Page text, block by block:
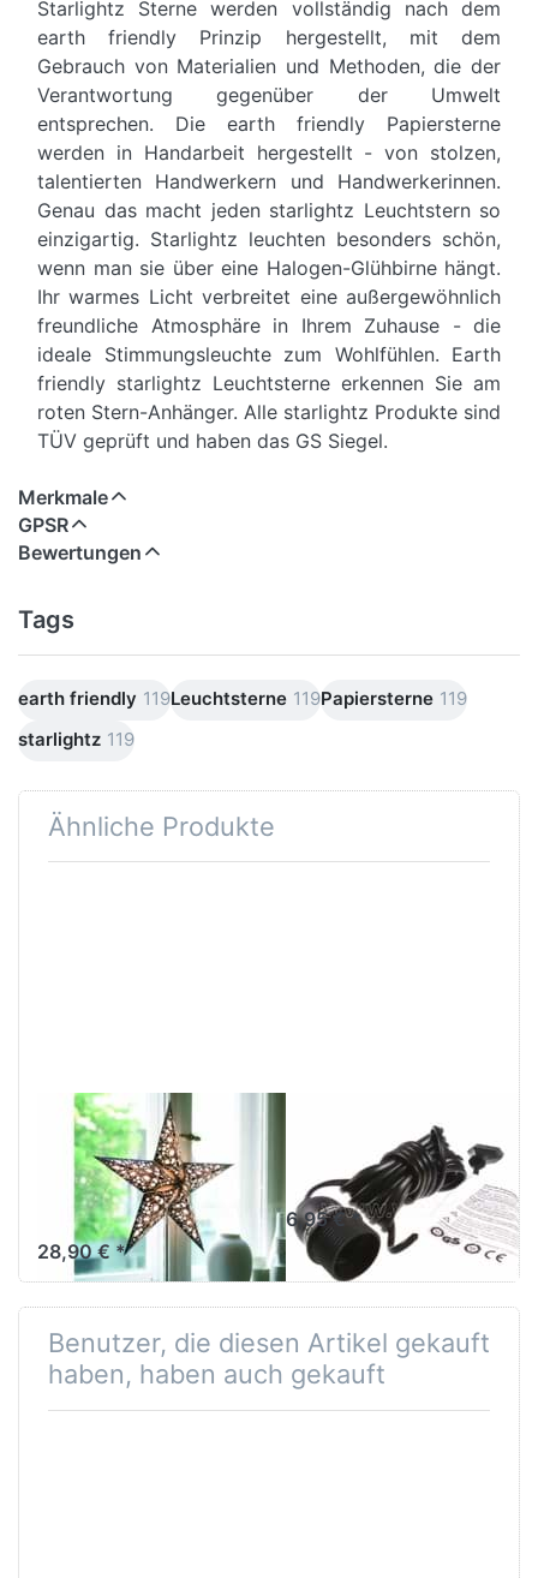
Starlightz Sterne werden vollständig nach dem
earth friendly Prinzip hergestellt, mit dem
Gebrauch von Materialien und Methoden, die der
Verantwortung gegenüber der Umwelt
entsprechen. Die earth friendly Papiersterne
werden in Handarbeit hergestellt - von stolzen,
talentierten Handwerkern und Handwerkerinnen.
Genau das macht jeden starlightz Leuchtstern so
einzigartig. Starlightz leuchten besonders schön,
wenn man sie über eine Halogen-Glühbirne hängt.
Ihr warmes Licht verbreitet eine außergewöhnlich
freundliche Atmosphäre in Ihrem Zuhause - die
ideale Stimmungsleuchte zum Wohlfühlen. Earth
friendly starlightz Leuchtsterne erkennen Sie am
roten Stern-Anhänger. Alle starlightz Produkte sind
TÜV geprüft und haben das GS Siegel.
Merkmale
GPSR
Bewertungen
Tags
earth friendly 119Leuchtsterne 119Papiersterne 119
starlightz 119
Ähnliche Produkte
EARTH FRIENDLY
starlightz table
stand
Lampenfuß M
28,90 € *
Verstromung
schwarz 4 m
6,95 € *
Benutzer, die diesen Artikel gekauft
haben, haben auch gekauft